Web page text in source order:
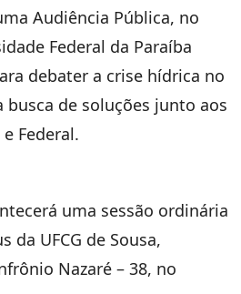
Audiência Pública, no
Federal da Paraíba
debater a crise hídrica no
busca de soluções junto aos
Federal.
uma sessão ordinária
da UFCG de Sousa,
Nazaré – 38, no